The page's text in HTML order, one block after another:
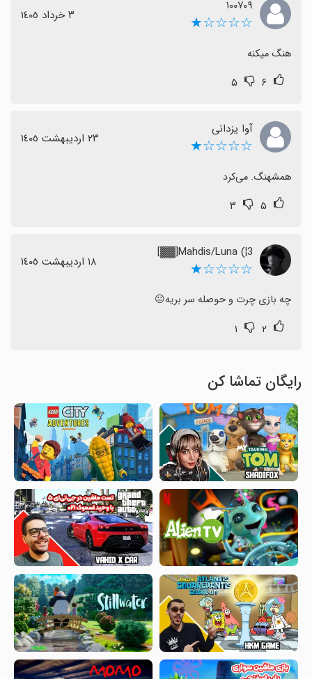
۱۰۰۷۰۹
☆☆☆☆★ ٣ خرداد ١٤٠٥
هنگ میکنه
۶ ۵
آوا یزدانی
☆☆☆☆★ ٢٣ اردیبهشت ١٤٠٥
همشهنگ. می‌کرد
۵ ۳
Mahdis/Luna (¦3[▓▓]
☆☆☆☆★ ١٨ اردیبهشت ١٤٠٥
چه بازی چرت و حوصله سر بریه😐
۲ ۱
رایگان تماشا کن